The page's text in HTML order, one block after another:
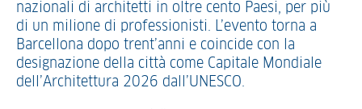
nazionali di architetti in oltre cento Paesi, per più
di un milione di professionisti. L’evento torna a
Barcellona dopo trent’anni e coincide con la
designazione della città come Capitale Mondiale
dell’Architettura 2026 dall’UNESCO.